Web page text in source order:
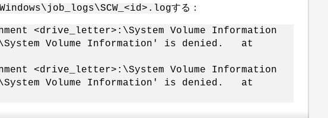
する：
<drive_letter>:\System Volume Information
Volume Information' is denied. at
<drive_letter>:\System Volume Information
Volume Information' is denied. at